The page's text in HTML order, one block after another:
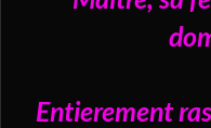
Entierement